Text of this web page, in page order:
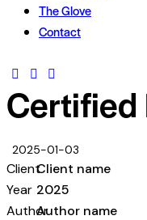
The Glove
Contact
Certified
2025-01-03
ClientClient name
Year 2025
AuthorAuthor name